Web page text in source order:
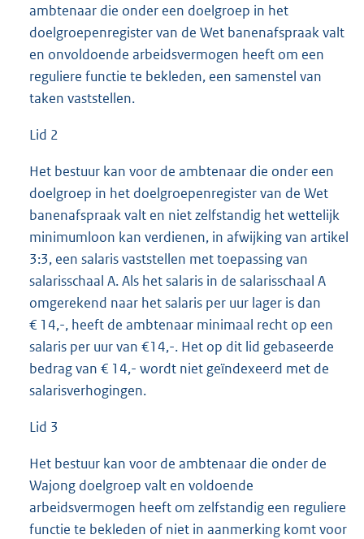
ambtenaar die onder een doelgroep in het
doelgroepenregister van de Wet banenafspraak valt
en onvoldoende arbeidsvermogen heeft om een
reguliere functie te bekleden, een samenstel van
taken vaststellen.
Lid 2
Het bestuur kan voor de ambtenaar die onder een
doelgroep in het doelgroepenregister van de Wet
banenafspraak valt en niet zelfstandig het wettelijk
minimumloon kan verdienen, in afwijking van artikel
3:3, een salaris vaststellen met toepassing van
salarisschaal A. Als het salaris in de salarisschaal A
omgerekend naar het salaris per uur lager is dan
€ 14,-, heeft de ambtenaar minimaal recht op een
salaris per uur van €14,-. Het op dit lid gebaseerde
bedrag van € 14,- wordt niet geïndexeerd met de
salarisverhogingen.
Lid 3
Het bestuur kan voor de ambtenaar die onder de
Wajong doelgroep valt en voldoende
arbeidsvermogen heeft om zelfstandig een reguliere
functie te bekleden of niet in aanmerking komt voor